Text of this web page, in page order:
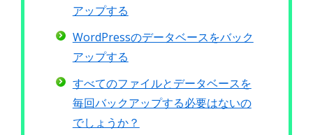
アップする
WordPressのデータベースをバック
アップする
すべてのファイルとデータベースを
毎回バックアップする必要はないの
でしょうか？